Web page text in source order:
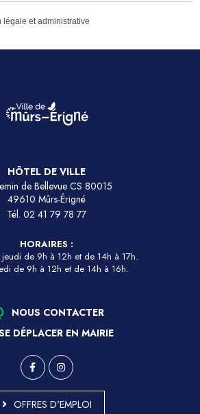
légale et administrative
HÔTEL DE VILLE
de Bellevue CS 80015
49610 Mûrs-Érigné
Tél. 02 41 79 78 77
HORAIRES :
de 9h à 12h et de 14h à 17h.
de 9h à 12h et de 14h à 16h.
NOUS CONTACTER
DÉPLACER EN MAIRIE
OFFRES D'EMPLOI